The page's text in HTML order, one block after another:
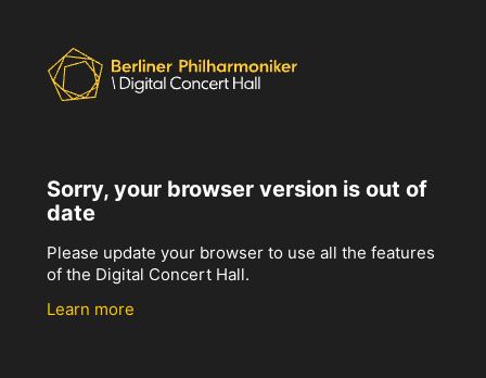
Sorry, your browser version is out of
date
Please update your browser to use all the features
of the Digital Concert Hall.
Learn more